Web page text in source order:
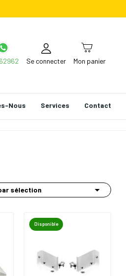
Se connecter Mon panier
Nous Services Contact
sélection 
Disponible